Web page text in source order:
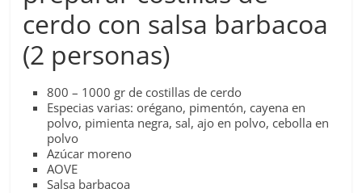
cerdo con salsa barbacoa
(2 personas)
800 – 1000 gr de costillas de cerdo
Especias varias: orégano, pimentón, cayena en
polvo, pimienta negra, sal, ajo en polvo, cebolla en
polvo
Azúcar moreno
AOVE
Salsa barbacoa